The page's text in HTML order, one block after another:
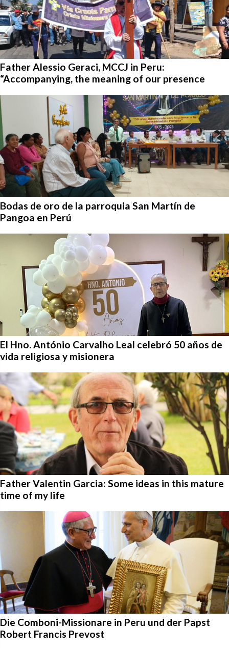
Father Alessio Geraci, MCCJ in Peru:
“Accompanying, the meaning of our presence
Bodas de oro de la parroquia San Martín de
Pangoa en Perú
El Hno. António Carvalho Leal celebró 50 años de
vida religiosa y misionera
Father Valentin Garcia: Some ideas in this mature
time of my life
Die Comboni-Missionare in Peru und der Papst
Robert Francis Prevost